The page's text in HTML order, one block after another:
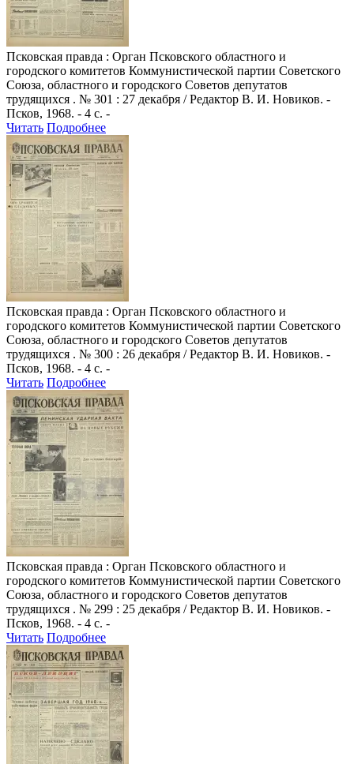
Псковская правда : Орган Псковского областного и
городского комитетов Коммунистической партии Советского
Союза, областного и городского Советов депутатов
трудящихся . № 301 : 27 декабря / Редактор В. И. Новиков. -
Псков, 1968. - 4 с. -
Читать Подробнее
Псковская правда : Орган Псковского областного и
городского комитетов Коммунистической партии Советского
Союза, областного и городского Советов депутатов
трудящихся . № 300 : 26 декабря / Редактор В. И. Новиков. -
Псков, 1968. - 4 с. -
Читать Подробнее
Псковская правда : Орган Псковского областного и
городского комитетов Коммунистической партии Советского
Союза, областного и городского Советов депутатов
трудящихся . № 299 : 25 декабря / Редактор В. И. Новиков. -
Псков, 1968. - 4 с. -
Читать Подробнее